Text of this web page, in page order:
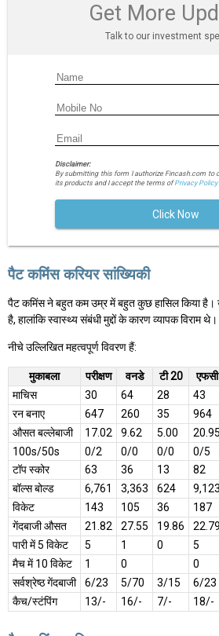
Get More
Talk to our investment
Disclaimer:
By submitting this form I authorize Fincash.com to
its products and I accept the terms ofPrivacy Policy
Click Now
पैट कमिंस करियर सांख्यिकी
पैट कमिंस ने बहुत कम उम्र में बहुत कुछ हासिल किया है।
है, हालांकि स्वास्थ्य संबंधी मुद्दों के कारण व्यापक विराम थे।
नीचे उल्लिखित महत्वपूर्ण विवरण हैं:
मुकाबला परीक्षण वनडे टी 20
एफसी
माचिस
30 64 28
43
रन बनाए
647 260 35
964
औसत बल्लेबाजी
17.02 9.62 5.00
20.95
100s/50s
0/2 0/0 0/0
0/5
टॉप स्कोर
63 36 13
82
बॉल्स बोल्ड
6,761 3,363 624
9,123
विकेट
143 105 36
187
गेंदबाजी औसत
21.82 27.55 19.86
22.79
पारी में 5 विकेट
5 1 0
5
मैच में 10 विकेट
1 0
0
सर्वश्रेष्ठ गेंदबाजी
6/23 5/70 3/15
6/23
कैच/स्टंपिंग
13/- 16/- 7/- 18/-